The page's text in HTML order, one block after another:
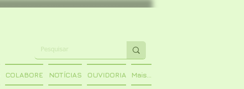
COLABORE NOTÍCIAS OUVIDORIA Mais...